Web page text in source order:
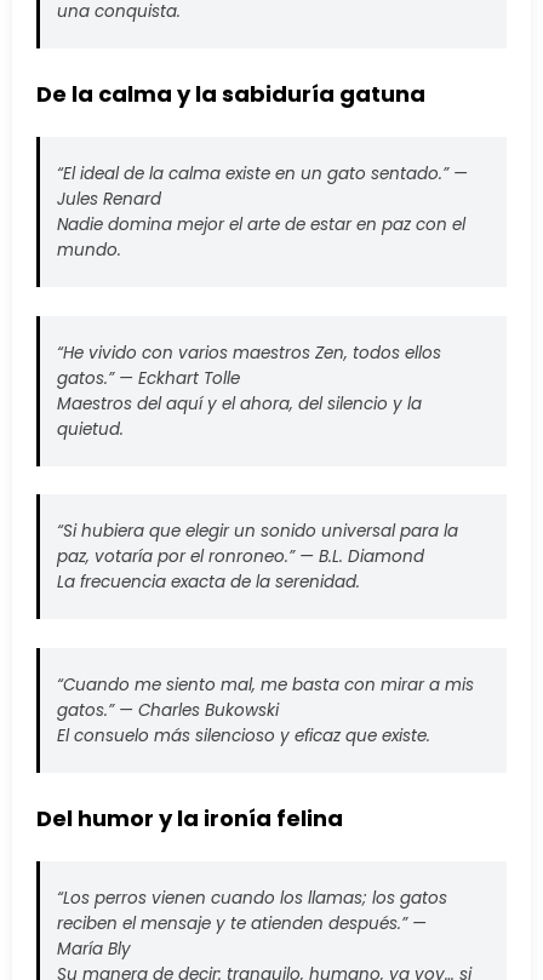
una conquista.
De la calma y la sabiduría gatuna
“El ideal de la calma existe en un gato sentado.” —
Jules Renard
Nadie domina mejor el arte de estar en paz con el
mundo.
“He vivido con varios maestros Zen, todos ellos
gatos.” — Eckhart Tolle
Maestros del aquí y el ahora, del silencio y la
quietud.
“Si hubiera que elegir un sonido universal para la
paz, votaría por el ronroneo.” — B.L. Diamond
La frecuencia exacta de la serenidad.
“Cuando me siento mal, me basta con mirar a mis
gatos.” — Charles Bukowski
El consuelo más silencioso y eficaz que existe.
Del humor y la ironía felina
“Los perros vienen cuando los llamas; los gatos
reciben el mensaje y te atienden después.” —
María Bly
Su manera de decir: tranquilo, humano, ya voy… si